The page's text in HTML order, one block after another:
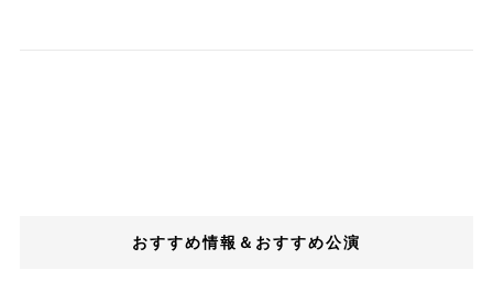
おすすめ情報＆おすすめ公演